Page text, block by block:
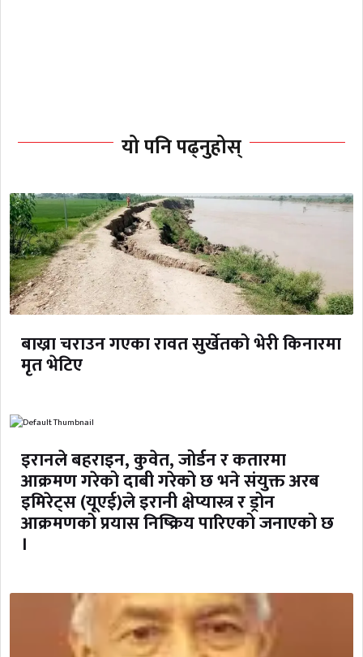
यो पनि पढ्नुहोस्
बाख्रा चराउन गएका रावत सुर्खेतको भेरी किनारमा
मृत भेटिए
इरानले बहराइन, कुवेत, जोर्डन र कतारमा
आक्रमण गरेको दाबी गरेको छ भने संयुक्त अरब
इमिरेट्स (यूएई)ले इरानी क्षेप्यास्त्र र ड्रोन
आक्रमणको प्रयास निष्क्रिय पारिएको जनाएको छ
।